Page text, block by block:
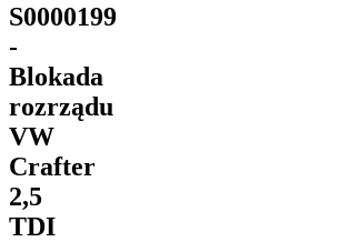
S0000199
-
Blokada
rozrządu
VW
Crafter
2,5
TDI